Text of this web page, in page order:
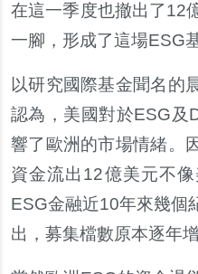
在這一季度也撤出了12
一腳，形成了這場ESG
以研究國際基金聞名的
認為，美國對於ESG及
響了歐洲的市場情緒。
資金流出12億美元不
ESG金融近10年來幾個
出，募集檔數原本逐年